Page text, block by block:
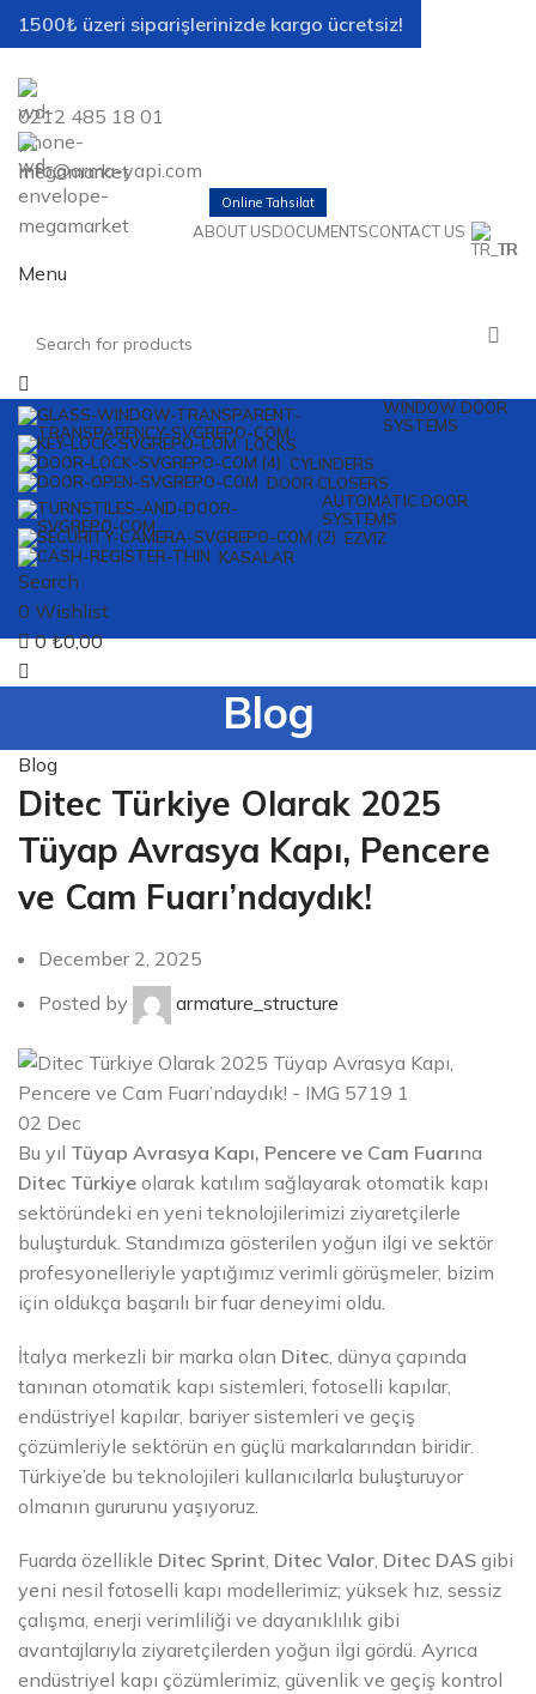
0212 485 18 01
info@arma-yapi.com
Online Tahsilat
ABOUT USDOCUMENTSCONTACT US
TR
Menu
WINDOW DOOR
SYSTEMS
LOCKS
CYLINDERS
DOOR CLOSERS
AUTOMATIC DOOR
SYSTEMS
EZVIZ
KASALAR
Search
0 Wishlist
0₺0,00
Blog
Blog
Ditec Türkiye Olarak 2025
Tüyap Avrasya Kapı, Pencere
ve Cam Fuarı’ndaydık!
December 2, 2025
Posted by
armature_structure
02 Dec
Bu yıl Tüyap Avrasya Kapı, Pencere ve Cam Fuarına
Ditec Türkiye olarak katılım sağlayarak otomatik kapı
sektöründeki en yeni teknolojilerimizi ziyaretçilerle
buluşturduk. Standımıza gösterilen yoğun ilgi ve sektör
profesyonelleriyle yaptığımız verimli görüşmeler, bizim
için oldukça başarılı bir fuar deneyimi oldu.
İtalya merkezli bir marka olan Ditec, dünya çapında
tanınan otomatik kapı sistemleri, fotoselli kapılar,
endüstriyel kapılar, bariyer sistemleri ve geçiş
çözümleriyle sektörün en güçlü markalarından biridir.
Türkiye’de bu teknolojileri kullanıcılarla buluşturuyor
olmanın gururunu yaşıyoruz.
Fuarda özellikle Ditec Sprint, Ditec Valor, Ditec DAS gibi
yeni nesil fotoselli kapı modellerimiz; yüksek hız, sessiz
çalışma, enerji verimliliği ve dayanıklılık gibi
avantajlarıyla ziyaretçilerden yoğun ilgi gördü. Ayrıca
endüstriyel kapı çözümlerimiz, güvenlik ve geçiş kontrol
1500₺ üzeri siparişlerinizde kargo ücretsiz!